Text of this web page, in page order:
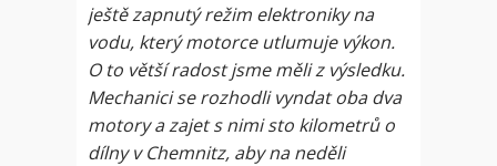
ještě zapnutý režim elektroniky na
vodu, který motorce utlumuje výkon.
O to větší radost jsme měli z výsledku.
Mechanici se rozhodli vyndat oba dva
motory a zajet s nimi sto kilometrů o
dílny v Chemnitz, aby na neděli